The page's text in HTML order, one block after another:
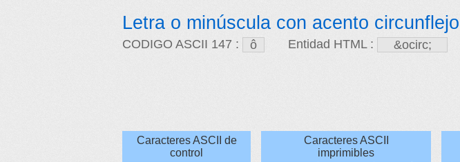
Letra o minúscula con acento circunflejo
CODIGO ASCII 147 : Entidad HTML :
Caracteres ASCII de
control
Caracteres ASCII
imprimibles